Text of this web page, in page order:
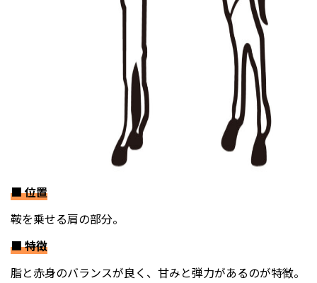
■位置
鞍を乗せる肩の部分。
■特徴
脂と赤身のバランスが良く、甘みと弾力があるのが特徴。